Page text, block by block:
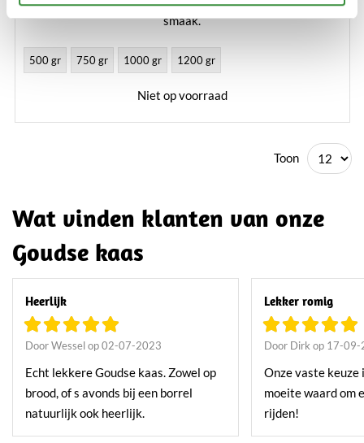
smaak.
500 gr 750 gr 1000 gr 1200 gr
Niet op voorraad
Toon
Wat vinden klanten van onze
Goudse kaas
Heerlijk
Door Wessel op 02-07-2023
Echt lekkere Goudse kaas. Zowel op
brood, of s avonds bij een borrel
natuurlijk ook heerlijk.
Lekker romig
Door Dirk op 17-
Onze vaste keuze
moeite waard om
rijden!